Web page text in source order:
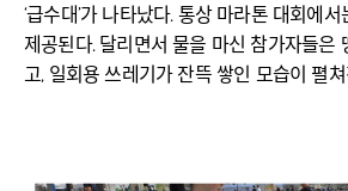
‘급수대’가 나타났다. 통상 마라톤 대회에
제공된다. 달리면서 물을 마신 참가자들은
고, 일회용 쓰레기가 잔뜩 쌓인 모습이 펼쳐